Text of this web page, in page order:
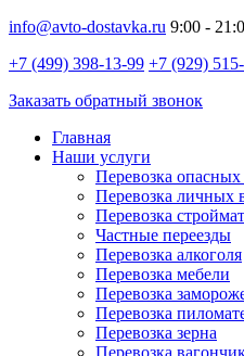
info@avto-dostavka.ru 9:00 -
+7 (499) 398-13-99 +7 (929)
Заказать обратный звонок
Главная
Наши услуги
Перевозка опасных
Перевозка личных
Перевозка
Частные переезды
Перевозка алкоголя
Перевозка мебели
Перевозка
Перевозка
Перевозка зерна
Перевозка